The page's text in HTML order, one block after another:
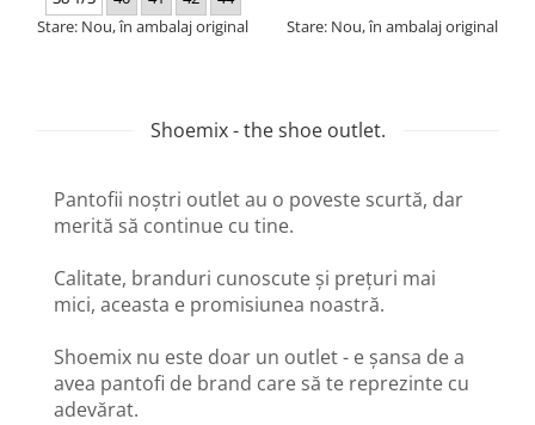
Stare: Nou, în ambalaj original
Stare: Nou, în ambalaj original
Shoemix - the shoe outlet.
Pantofii noștri outlet au o poveste scurtă, dar
merită să continue cu tine.
Calitate, branduri cunoscute și prețuri mai
mici, aceasta e promisiunea noastră.
Shoemix nu este doar un outlet - e șansa de a
avea pantofi de brand care să te reprezinte cu
adevărat.